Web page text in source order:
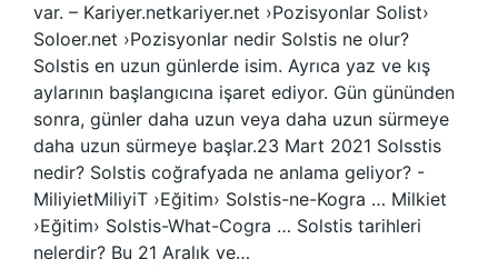
var. – Kariyer.netkariyer.net ›Pozisyonlar Solist›
Soloer.net ›Pozisyonlar nedir Solstis ne olur?
Solstis en uzun günlerde isim. Ayrıca yaz ve kış
aylarının başlangıcına işaret ediyor. Gün gününden
sonra, günler daha uzun veya daha uzun sürmeye
daha uzun sürmeye başlar.23 Mart 2021 Solsstis
nedir? Solstis coğrafyada ne anlama geliyor? -
MiliyietMiliyiT ›Eğitim› Solstis-ne-Kogra … Milkiet
›Eğitim› Solstis-What-Cogra … Solstis tarihleri
nelerdir? Bu 21 Aralık ve…